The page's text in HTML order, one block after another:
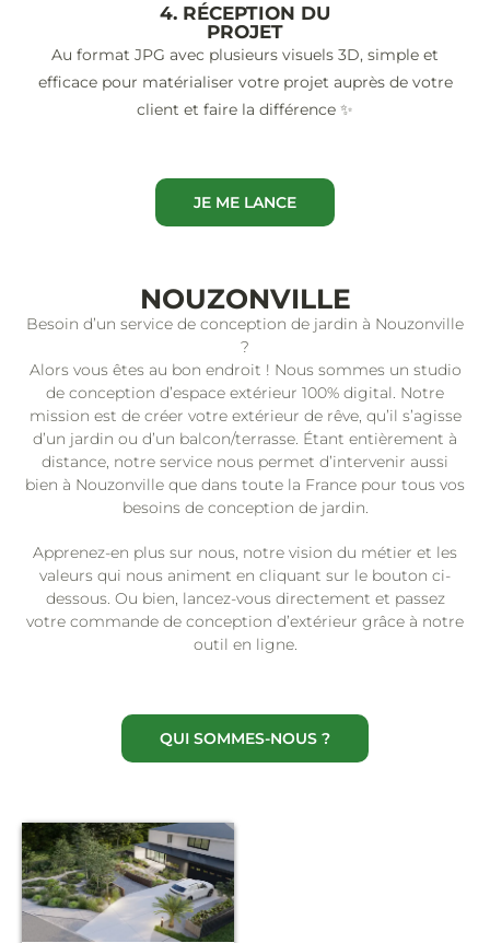
4. RÉCEPTION DU
PROJET
Au format JPG avec plusieurs visuels 3D, simple et
efficace pour matérialiser votre projet auprès de votre
client et faire la différence ✨
JE ME LANCE
NOUZONVILLE
Besoin d’un service de conception de jardin à Nouzonville
?
Alors vous êtes au bon endroit ! Nous sommes un studio
de conception d’espace extérieur 100% digital. Notre
mission est de créer votre extérieur de rêve, qu’il s’agisse
d’un jardin ou d’un balcon/terrasse. Étant entièrement à
distance, notre service nous permet d’intervenir aussi
bien à Nouzonville que dans toute la France pour tous vos
besoins de conception de jardin.
Apprenez-en plus sur nous, notre vision du métier et les
valeurs qui nous animent en cliquant sur le bouton ci-
dessous. Ou bien, lancez-vous directement et passez
votre commande de conception d’extérieur grâce à notre
outil en ligne.
QUI SOMMES-NOUS ?